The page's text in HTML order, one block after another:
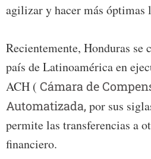
agilizar y hacer más óptimas
Recientemente, Honduras
país de Latinoamérica en
ACH ( Cámara de
Automatizada, por sus
permite las transferencias a
financiero.